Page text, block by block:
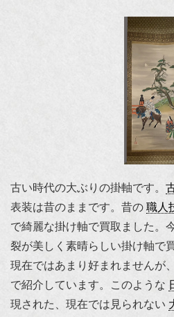
古い時代の大ぶりの掛軸です。
表装は昔のままです。昔の 職人
で綺麗な掛け軸で買取ました。
裂が美しく素晴らしい掛け軸で
現在ではあまり好まれませんが
で紹介しています。このような
現された、現在では見られない